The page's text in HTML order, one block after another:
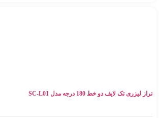
تراز لیزری تک لایف دو خط 180 درجه مدل SC-L01